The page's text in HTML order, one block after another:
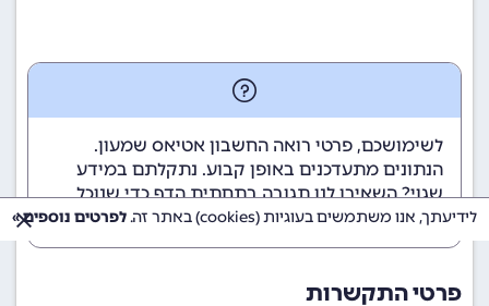
לשימושכם, פרטי רואה החשבון אטיאס שמעון.
הנתונים מתעדכנים באופן קבוע. נתקלתם במידע
שגוי? השאירו לנו תגובה בתחתית הדף כדי שנוכל
לטפל בבעיה בהקדם.
פרטי התקשרות
לידיעתך, אנו משתמשים בעוגיות (cookies) באתר זה. לפרטים נוספים »